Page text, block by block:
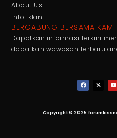
About Us
Info Iklan
BERGABUNG BERSAMA KAMI
Dapatkan informasi terkini
dapatkan wawasan terbaru
Copyright © 2025